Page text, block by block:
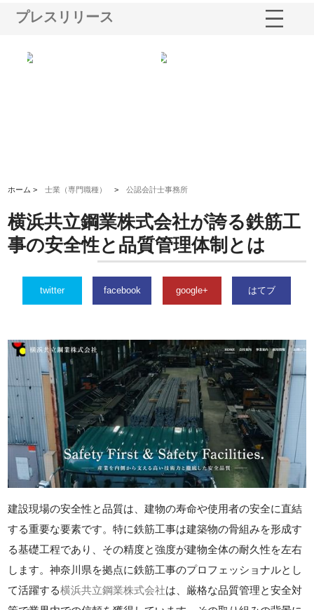
プレスリリース
ホーム >士業（専門職種） >公認会計士事務所
横浜共立鋼業株式会社が誇る鉄筋工
事の安全性と品質管理体制とは
twitter facebook google+ はてブ
建設現場の安全性と品質は、建物の寿命や使用者の安全に直結
する重要な要素です。特に鉄筋工事は建築物の骨組みを形成す
る基礎工程であり、その精度と強度が建物全体の耐久性を左右
します。神奈川県を拠点に鉄筋工事のプロフェッショナルとし
て活躍する横浜共立鋼業株式会社は、厳格な品質管理と安全対